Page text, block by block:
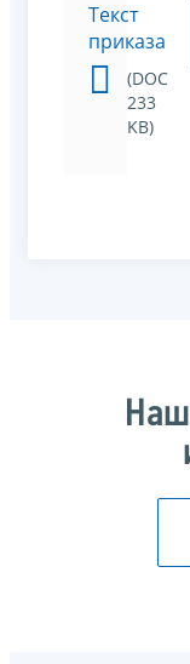
Текст
приказа
(DOC
233
KB)